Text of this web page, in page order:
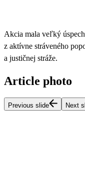
Akcia mala veľký
z aktívne stráveného
a justičnej stráže.
Article photo
Previous slide Next